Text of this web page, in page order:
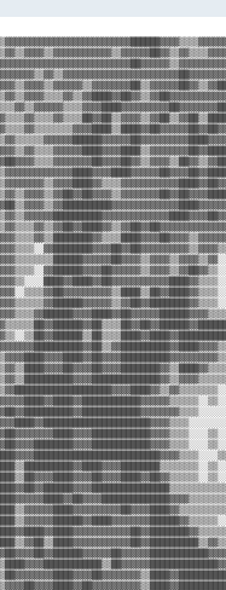
▓▓▓▓▓▓▓▓▓▓▓▓▒▒▓▓▒▒▓▓▓▓▓▓▓▓▓▓▓▓▓▓▓▓▓▓▓▓▓▓▓▓██▓▓▓▓▓▓▓▓██▓▓▓▓▓▓▓▓▓▓▓▓▓▓▓▓▓▓▓▓██▓▓▓▓▓▓██▓▓▓▓▓▓▓▓██▓▓▓▓▓▓████▒▒░░▒▒▒▒▒▒▒▒▒▒▒▒░░▒▒▒▒░░▒▒▒▒░░
▒▒▒▒▓▓▓▓▒▒▓▓▓▓▒▒▓▓▓▓▓▓▒▒▓▓▓▓▓▓▓▓██▒▒▓▓▓▓▓▓██▓▓▒▒▓▓██▓▓▓▓██▓▓▓▓▓▓▓▓▒▒▓▓▓▓▓▓██▓▓▒▒▓▓▓▓▓▓▓▓▓▓▓▓▓▓▓▓▓▓▒▒████▒▒▓▓▒▒░░▒▒░░░░▒▒░░▒▒▒▒▒▒▒▒▒▒▒▒
▒▒▒▒▒▒▓▓▒▒▓▓▓▓▒▒▒▒▓▓▒▒▓▓████▓▓██▓▓▒▒▓▓██▓▓▓▓▓▓▓▓▓▓▓▓██▓▓████▓▓▓▓██▓▓▓▓██▓▓██▓▓▓▓▓▓▓▓▓▓▓▓██▓▓████▓▓▓▓▓▓██▒▒▓▓▒▒▒▒▒▒░░▒▒▒▒▒▒▒▒▓▓▓▓▒▒▒▒▒▒
▒▒▓▓▒▒▒▒▓▓▒▒▓▓▓▓▓▓▒▒▒▒▓▓▓▓████▓▓▓▓▓▓▓▓▓▓██▓▓▓▓▓▓▓▓████████▓▓▓▓▓▓▓▓▓▓▓▓██▓▓██████████▓▓▓▓▓▓██████▓▓▓▓▒▒██▒▒░░▒▒▒▒▓▓▒▒▒▒▒▒▒▒▒▒▒▒▒▒▒▒▒▒░░
▒▒▒▒▓▓▒▒▒▒▓▓▒▒▒▒▓▓▒▒▒▒██▓▓██▒▒▓▓▓▓▒▒▓▓██▒▒▓▓██▒▒████▓▓▓▓██▓▓▓▓▓▓▓▓▓▓▓▓██▓▓████▓▓████▓▓▓▓▓▓██▓▓████▓▓▒▒▓▓▒▒▒▒▒▒░░▒▒░░▒▒▓▓░░▒▒▒▒░░▒▒▒▒░░
▒▒▒▒▓▓▒▒▒▒▓▓▒▒▒▒▒▒▒▒▓▓▓▓████▒▒████▓▓██▓▓▓▓▓▓██▓▓██▓▓▓▓▓▓██▓▓▓▓▓▓▓▓▓▓▓▓██▓▓████▒▒██▓▓██▓▓▓▓▓▓▓▓▓▓▓▓▓▓▓▓▓▓▒▒▒▒▒▒░░▒▒░░▒▒▒▒▒▒▒▒▒▒▒▒▒▒▒▒▒▒
▒▒▒▒▒▒▓▓▒▒▒▒▒▒▓▓▓▓▓▓██████▓▓▓▓▓▓██▓▓▓▓▓▓▓▓▓▓████▓▓▓▓██████▓▓▓▓▓▓▓▓██▓▓████▓▓▓▓▓▓████▓▓▓▓▓▓▓▓▓▓▓▓▓▓▒▒▓▓▓▓▒▒▒▒▒▒▒▒▒▒▒▒▒▒▒▒░░▒▒▒▒▒▒▒▒▒▒▒▒
░░▒▒▓▓▓▓▒▒▓▓▒▒▒▒▓▓▓▓▓▓████▓▓▓▓████▒▒▓▓▓▓▓▓▓▓██▓▓████▓▓▓▓▓▓▓▓▓▓████▒▒▓▓████▓▓██▓▓██▓▓▒▒▓▓██▓▓▓▓▓▓▓▓▓▓▓▓▓▓▒▒▓▓░░▒▒▓▓▒▒▒▒▒▒░░▒▒▒▒░░░░▒▒▓▓
░░▒▒▓▓██▓▓▓▓▒▒▒▒▓▓▓▓▓▓▓▓██▓▓▓▓██▓▓▒▒▓▓▓▓▒▒██▓▓▒▒▓▓██▓▓▓▓▓▓▓▓▓▓▓▓▓▓▓▓▓▓██▓▓▓▓██▓▓██▓▓▒▒▓▓▓▓▓▓▓▓██▓▓▓▓▓▓▓▓▒▒▒▒░░░░▒▒▒▒▒▒▒▒░░▒▒▒▒▒▒░░░░▒▒
░░▒▒▒▒▓▓▓▓▓▓▓▓▓▓▓▓▓▓████▓▓▓▓████▓▓▓▓▓▓██▓▓▓▓██▓▓████▓▓▓▓▓▓▓▓▒▒▒▒▓▓▒▒▓▓██▓▓▓▓██▓▓██▓▓▓▓▓▓▓▓▓▓▓▓████████▓▓▓▓▒▒░░░░▒▒▒▒▓▓░░░░▒▒▒▒▒▒▒▒▒▒▒▒
▒▒▒▒▒▒▓▓▓▓▓▓▓▓▒▒▓▓▓▓████▓▓▒▒▒▒▓▓▓▓▓▓▓▓▓▓▓▓████▓▓██▓▓▓▓▓▓▓▓▓▓▓▓▒▒▒▒▒▒▒▒▓▓▓▓▓▓████████▓▓▒▒▓▓▓▓▓▓██████████▓▓▓▓▒▒▒▒▒▒▒▒▒▒▒▒░░▒▒▒▒░░▒▒▒▒░░
▒▒░░▒▒▓▓▒▒▓▓▓▓▒▒▓▓██▓▓██▓▓▓▓▒▒▓▓▓▓▓▓▓▓██▓▓██▓▓▓▓████▒▒▓▓▓▓▒▒▒▒▒▒▒▒░░▒▒▓▓▓▓▓▓▓▓▓▓████▓▓▓▓████▓▓████▓▓████▒▒██▒▒▒▒▒▒▒▒▒▒▒▒░░░░▒▒▒▒▒▒░░░░
▒▒░░▓▓██▒▒▓▓▓▓▒▒▓▓██████████▓▓▓▓▓▓▓▓▓▓▓▓▓▓████▓▓▓▓▓▓▓▓██▓▓▒▒▒▒▒▒▒▒▒▒▒▒▓▓▓▓▓▓▓▓▓▓▓▓██▓▓▓▓▓▓██████████████▒▒██▓▓▓▓▒▒▒▒▒▒▒▒▒▒▒▒▓▓▒▒▒▒░░░░
▒▒▒▒▒▒▓▓▒▒▓▓▓▓▓▓██████████▓▓▓▓▓▓▓▓▓▓▓▓▓▓████▓▓▓▓██▓▓▓▓▒▒░░▒▒▒▒░░░░▒▒▒▒▒▒▓▓▒▒▒▒▓▓▓▓▓▓▓▓██▓▓████▓▓████████▓▓██▓▓░░░░▒▒▒▒▒▒░░▒▒▒▒░░▒▒▒▒░░
▒▒▒▒▒▒▓▓▒▒▒▒▓▓▒▒▓▓██▓▓████▓▓▒▒▓▓██▓▓██▓▓▓▓▓▓▓▓▓▓▓▓▓▓▒▒░░░░░░░░░░░░░░▒▒▒▒▒▒▓▓░░▒▒▒▒▒▒▒▒▓▓████▓▓████████▓▓▓▓████░░▓▓▒▒▒▒▒▒▒▒░░▒▒░░▒▒▒▒▒▒
▓▓▒▒▓▓▓▓▒▒▒▒▓▓▒▒████████▓▓▒▒▒▒████▓▓▓▓██▓▓▓▓▒▒▓▓▓▓▓▓░░░░░░░░░░░░▒▒░░▒▒░░░░▒▒░░░░░░░░▒▒▒▒▓▓████▓▓████████▓▓████▒▒▒▒▒▒▒▒▒▒▒▒░░▒▒▒▒▒▒░░▒▒
▓▓▓▓▓▓▓▓▒▒▒▒░░▓▓████████▓▓▓▓██▓▓██▓▓▓▓▓▓▓▓▓▓▒▒▓▓▓▓▒▒░░░░░░░░▒▒░░░░▒▒░░░░▒▒░░░░░░░░░░░░░░▒▒██████████████████▓▓▓▓▒▒▒▒▒▒▓▓░░░░▒▒░░▒▒▒▒▒▒
▒▒▒▒▓▓▓▓▒▒▒▒▒▒▒▒██████▓▓▓▓▓▓██▓▓▓▓▒▒▓▓▓▓▒▒▓▓▓▓▒▒▓▓░░░░░░░░▒▒░░░░░░░░░░▒▒░░▒▒░░░░░░  ░░░░░░▒▒██████▓▓██▓▓▓▓██▓▓▒▒▓▓▒▒▒▒▒▒▒▒░░▒▒░░▒▒▒▒▒▒
▓▓▒▒▓▓▓▓▒▒▒▒░░▓▓██████▓▓▓▓██▓▓▓▓▓▓▒▒▓▓▓▓▒▒▓▓██▓▓▒▒░░░░▒▒░░▒▒░░░░▒▒░░░░▒▒░░▒▒░░░░▒▒░░░░░░░░▒▒██████▓▓▓▓▓▓▓▓████▓▓▒▒▒▒▓▓▓▓▒▒░░▒▒░░▒▒▒▒▓▓
▓▓▓▓▓▓▓▓▒▒░░░░████▓▓████▓▓██▓▓▓▓▓▓▓▓▓▓▓▓████▓▓▒▒▒▒░░░░░░░░░░░░░░░░░░░░░░▒▒▒▒▓▓▒▒▓▓▒▒▒▒░░░░▒▒▒▒████████▒▒████████▒▒▓▓▒▒▒▒░░▒▒▒▒░░▒▒▒▒▒▒
▓▓▒▒▓▓▓▓░░▒▒▒▒▓▓██▓▓▓▓▓▓▓▓▓▓▒▒████▒▒██▓▓████▓▓▒▒▒▒░░░░▒▒░░░░░░░░▒▒░░▒▒▓▓▓▓▓▓▒▒▒▒▒▒░░░░▒▒░░▒▒▒▒▓▓██████▓▓▓▓██▓▓▓▓▓▓▓▓▒▒▒▒▒▒▒▒▒▒░░▒▒░░▓▓
▓▓▒▒▓▓▓▓▒▒▒▒▒▒▓▓██████▓▓▓▓▓▓▒▒▓▓██▓▓████████▓▓▒▒▒▒░░░░▒▒░░▒▒░░▒▒▒▒▒▒████▓▓██▓▓▓▓▓▓▒▒░░░░░░▒▒░░▒▒▓▓▓▓▓▓▓▓▓▓██▓▓▓▓▓▓▒▒▒▒▒▒▒▒▒▒▒▒░░▒▒░░▓▓
▓▓▓▓▓▓▓▓▒▒▒▒▓▓██████▓▓▓▓████▓▓██▓▓▓▓▓▓██████▓▓▓▓▒▒▒▒▒▒▒▒░░▒▒▒▒▒▒▓▓▓▓██████████████▓▓▒▒▒▒░░░░░░▒▒▓▓▓▓▒▒▒▒▓▓██▓▓████▒▒▓▓▓▓▒▒▒▒▒▒▒▒▒▒▒▒▒▒
▓▓▒▒▓▓▒▒▒▒▒▒██▓▓██████▓▓██▒▒▒▒██▓▓██▓▓██████▓▓██████▓▓▒▒░░▒▒▒▒▒▒▓▓▓▓▓▓▓▓▓▓▓▓▓▓▒▒████▓▓▒▒░░▒▒▒▒░░▒▒▒▒▒▒▒▒▓▓████▓▓██▓▓░░▒▒▒▒▒▒▒▒▒▒░░▒▒▒▒